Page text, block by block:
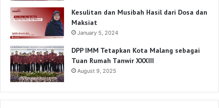
Kesulitan dan Musibah Hasil dari Dosa dan
Maksiat
January 5, 2024
DPP IMM Tetapkan Kota Malang sebagai
Tuan Rumah Tanwir XXXIII
August 9, 2025